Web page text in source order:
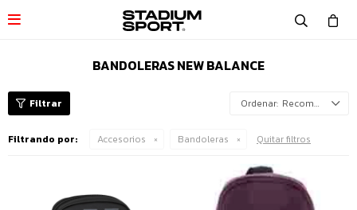

BANDOLERAS NEW BALANCE
Recomendados
Filtrando por: Accesorios Bandoleras Quitar filtros